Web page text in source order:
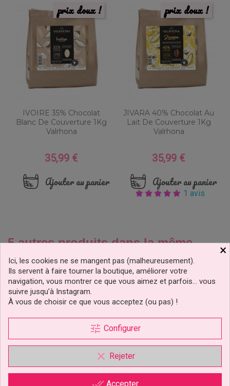
IVOIRE 35% Chocolat
Blanc De Couverture 1Kg
Valrhona
Prix
35,99 €
Ajouter au panier
prix doux !
JIVARA 40% Chocolat Au
Lait De Couverture 1Kg
Valrhona
Prix
35,99 €
Ajouter au panier
1 avis
prix doux !
5 autres produits dans la même
catégorie :
prix doux ! prix doux !
×
Ici, les cookies ne se mangent pas (malheureusement).
Ils servent à faire tourner la boutique, améliorer votre
navigation, vous montrer ce que vous aimez et parfois… vous
suivre jusqu’à Instagram.
À vous de choisir ce que vous acceptez (ou pas) !
tune Configurer
clear Rejeter
Accepter